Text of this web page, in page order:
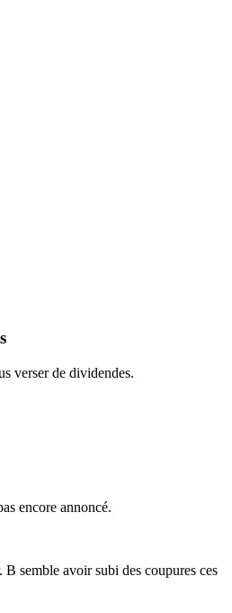
verser de dividendes.
encore annoncé.
semble avoir subi des coupures ces